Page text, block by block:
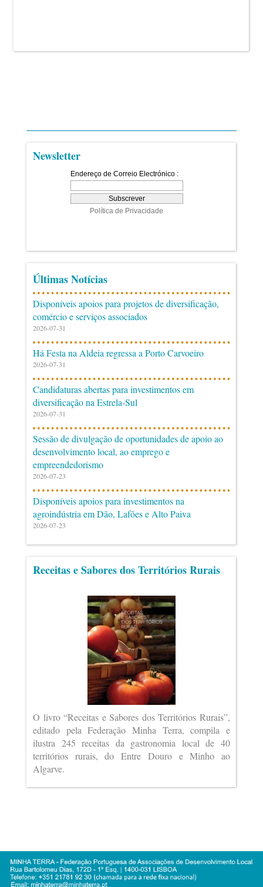
Newsletter
Últimas Notícias
Disponíveis apoios para projetos de diversificação,
comércio e serviços associados
2026-07-31
Há Festa na Aldeia regressa a Porto Carvoeiro
2026-07-31
Candidaturas abertas para investimentos em
diversificação na Estrela-Sul
2026-07-31
Sessão de divulgação de oportunidades de apoio ao
desenvolvimento local, ao emprego e
empreendedorismo
2026-07-23
Disponíveis apoios para investimentos na
agroindústria em Dão, Lafões e Alto Paiva
2026-07-23
Receitas e Sabores dos Territórios Rurais
O livro “Receitas e Sabores dos Territórios Rurais”,
editado pela Federação Minha Terra, compila e
ilustra 245 receitas da gastronomia local de 40
territórios rurais, do Entre Douro e Minho ao
Algarve.